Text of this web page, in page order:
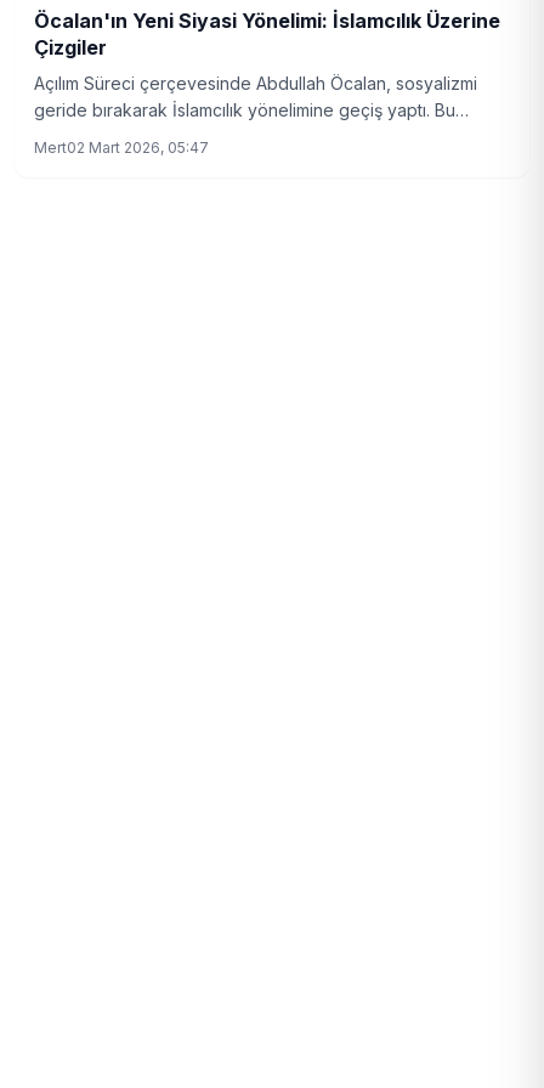
Öcalan'ın Yeni Siyasi Yönelimi: İslamcılık Üzerine
Çizgiler
Açılım Süreci çerçevesinde Abdullah Öcalan, sosyalizmi
geride bırakarak İslamcılık yönelimine geçiş yaptı. Bu
Mert02 Mart 2026, 05:47